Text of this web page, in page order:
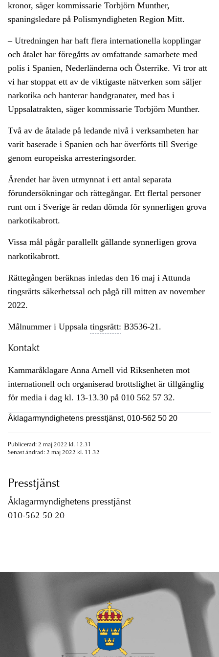
kronor, säger kommissarie Torbjörn Munther,
spaningsledare på Polismyndigheten Region Mitt.
– Utredningen har haft flera internationella kopplingar
och åtalet har föregåtts av omfattande samarbete med
polis i Spanien, Nederländerna och Österrike. Vi tror att
vi har stoppat ett av de viktigaste nätverken som säljer
narkotika och hanterar handgranater, med bas i
Uppsalatrakten, säger kommissarie Torbjörn Munther.
Två av de åtalade på ledande nivå i verksamheten har
varit baserade i Spanien och har överförts till Sverige
genom europeiska arresteringsorder.
Ärendet har även utmynnat i ett antal separata
förundersökningar och rättegångar. Ett flertal personer
runt om i Sverige är redan dömda för synnerligen grova
narkotikabrott.
Vissa mål pågår parallellt gällande synnerligen grova
narkotikabrott.
Rättegången beräknas inledas den 16 maj i Attunda
tingsrätts säkerhetssal och pågå till mitten av november
2022.
Målnummer i Uppsala tingsrätt: B3536-21.
Kontakt
Kammaråklagare Anna Arnell vid Riksenheten mot
internationell och organiserad brottslighet är tillgänglig
för media i dag kl. 13-13.30 på 010 562 57 32.
Åklagarmyndighetens presstjänst, 010-562 50 20
Publicerad: 2 maj 2022 kl. 12.31
Senast ändrad: 2 maj 2022 kl. 11.32
Presstjänst
Åklagarmyndighetens presstjänst
010-562 50 20